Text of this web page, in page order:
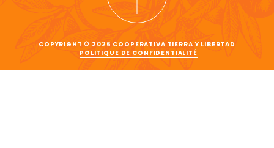
COPYRIGHT © 2026 COOPERATIVA TIERRA Y LIBERTAD
POLITIQUE DE CONFIDENTIALITÉ